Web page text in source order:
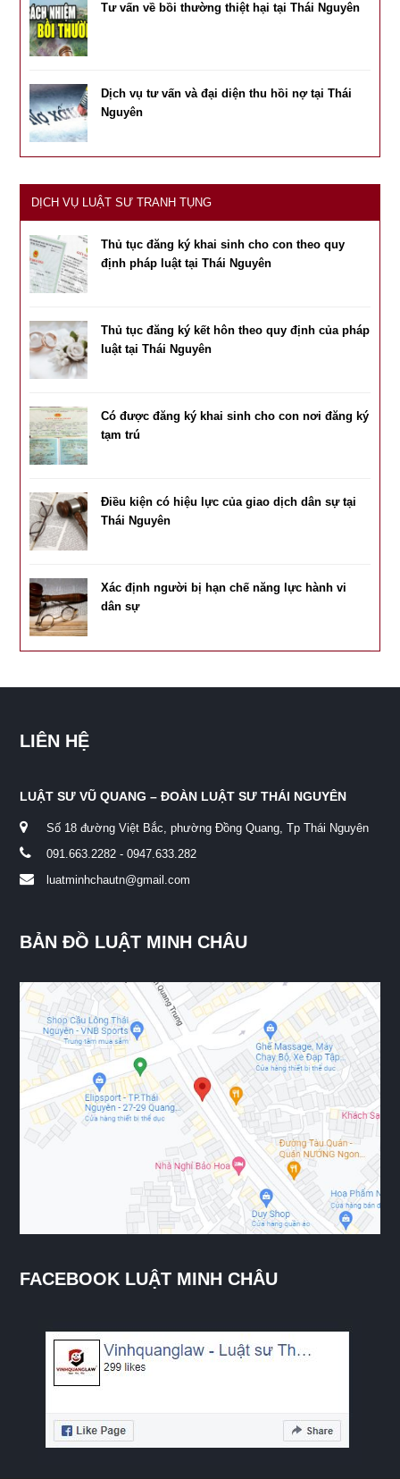
Tư vấn về bồi thường thiệt hại tại Thái Nguyên
Dịch vụ tư vấn và đại diện thu hồi nợ tại Thái
Nguyên
DỊCH VỤ LUẬT SƯ TRANH TỤNG
Thủ tục đăng ký khai sinh cho con theo quy
định pháp luật tại Thái Nguyên
Thủ tục đăng ký kết hôn theo quy định của pháp
luật tại Thái Nguyên
Có được đăng ký khai sinh cho con nơi đăng ký
tạm trú
Điều kiện có hiệu lực của giao dịch dân sự tại
Thái Nguyên
Xác định người bị hạn chế năng lực hành vi
dân sự
LIÊN HỆ
LUẬT SƯ VŨ QUANG – ĐOÀN LUẬT SƯ THÁI NGUYÊN
Số 18 đường Việt Bắc, phường Đồng Quang, Tp Thái Nguyên
091.663.2282 - 0947.633.282
luatminhchautn@gmail.com
BẢN ĐỒ LUẬT MINH CHÂU
FACEBOOK LUẬT MINH CHÂU